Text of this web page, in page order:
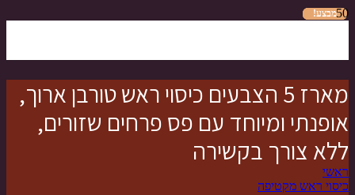
מארז 5 הצבעים כיסוי ראש טורבן ארוך,
אופנתי ומיוחד עם פס פרחים שזורים,
ללא צורך בקשירה
ראשי
כיסוי ראש מקטיפה
מבצע!
מבצע!
מבצע!
מבצע!
מבצע!
מבצע!